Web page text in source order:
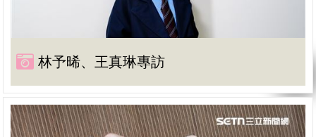
林予晞、王真琳專訪